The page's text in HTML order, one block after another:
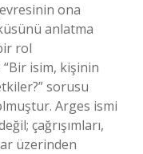
ona
anlatma
rol
isim, kişinin
sorusu
Arges ismi
çağrışımları,
üzerinden